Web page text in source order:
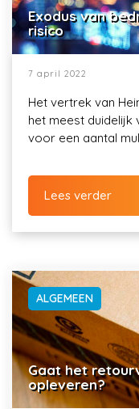
Exodus van
risico
7 april 2022
Het vertrek van
het meest duidelijk
voor een aantal
Lees verder
ALGEMEEN
Gaat het
opleveren?